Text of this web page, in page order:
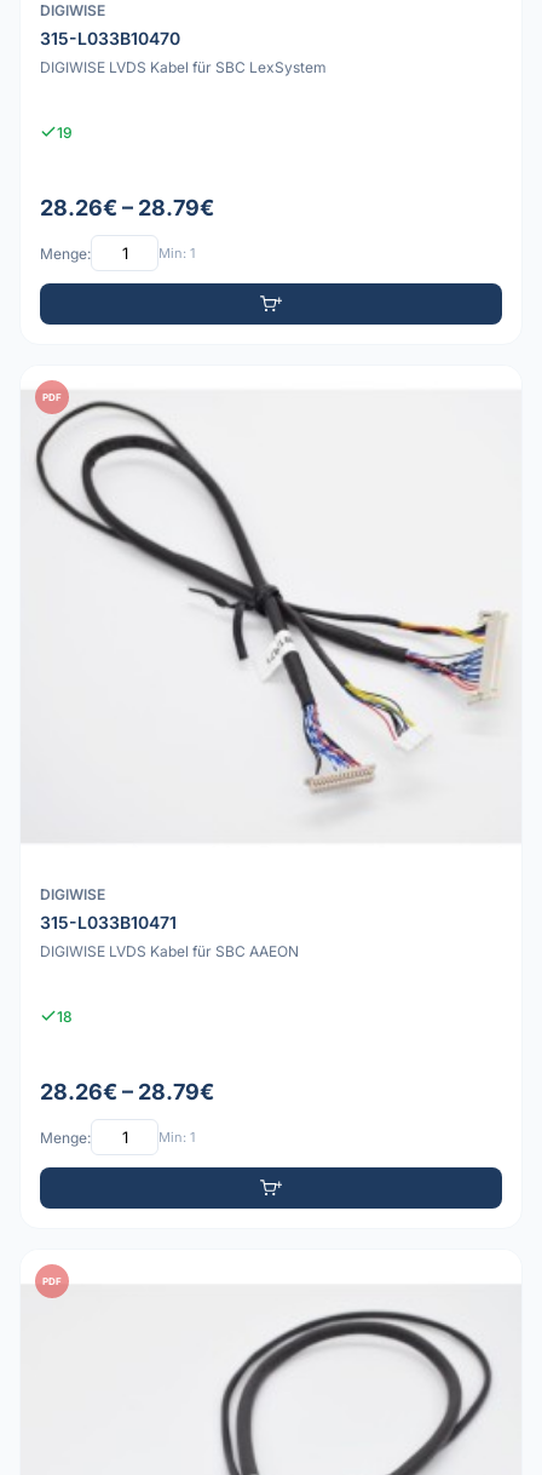
DIGIWISE
315-L033B10470
DIGIWISE LVDS Kabel für SBC LexSystem
19
28.26€ – 28.79€
Menge: Min: 1
PDF
DIGIWISE
315-L033B10471
DIGIWISE LVDS Kabel für SBC AAEON
18
28.26€ – 28.79€
Menge: Min: 1
PDF